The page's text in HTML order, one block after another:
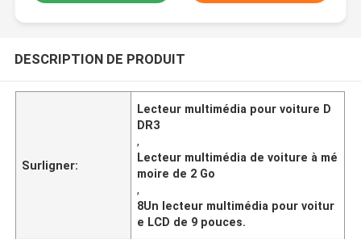
DESCRIPTION DE PRODUIT
Surligner:
Lecteur multimédia pour voiture D
DR3
,
Lecteur multimédia de voiture à mé
moire de 2 Go
,
8Un lecteur multimédia pour voitur
e LCD de 9 pouces.